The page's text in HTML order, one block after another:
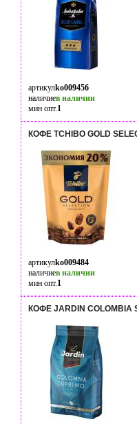
артикулko009456
наличиев наличии
мин опт.1
КОФЕ TCHIBO GOLD
артикулko009484
наличиев наличии
мин опт.1
КОФЕ JARDIN COLOMBIA